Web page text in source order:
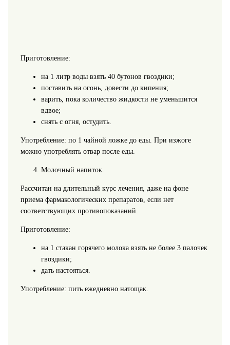
Приготовление:
на 1 литр воды взять 40 бутонов гвоздики;
поставить на огонь, довести до кипения;
варить, пока количество жидкости не уменьшится
вдвое;
снять с огня, остудить.
Употребление: по 1 чайной ложке до еды. При изжоге
можно употреблять отвар после еды.
Молочный напиток.
Рассчитан на длительный курс лечения, даже на фоне
приема фармакологических препаратов, если нет
соответствующих противопоказаний.
Приготовление:
на 1 стакан горячего молока взять не более 3 палочек
гвоздики;
дать настояться.
Употребление: пить ежедневно натощак.